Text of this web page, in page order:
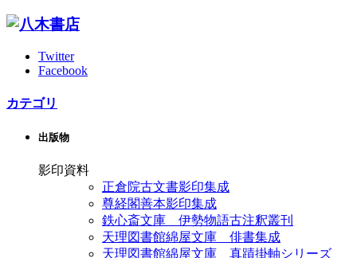
Twitter
Facebook
カテゴリ
出版物
影印資料
正倉院古文書影印集成
尊経閣善本影印集成
鉄心斎文庫 伊勢物語古注釈叢刊
天理図書館綿屋文庫 俳書集成
天理図書館綿屋文庫 真蹟掛軸シリーズ